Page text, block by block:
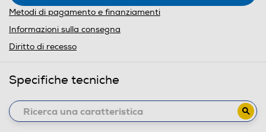
Metodi di pagamento e finanziamenti
Informazioni sulla consegna
Diritto di recesso
Specifiche tecniche